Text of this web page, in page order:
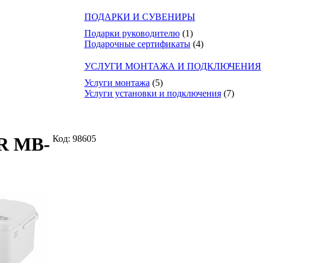
ПОДАРКИ И СУВЕНИРЫ
Подарки руководителю (1)
Подарочные сертификаты (4)
УСЛУГИ МОНТАЖА И ПОДКЛЮЧЕНИЯ
Услуги монтажа (5)
Услуги установки и подключения (7)
Код: 98605
MB-